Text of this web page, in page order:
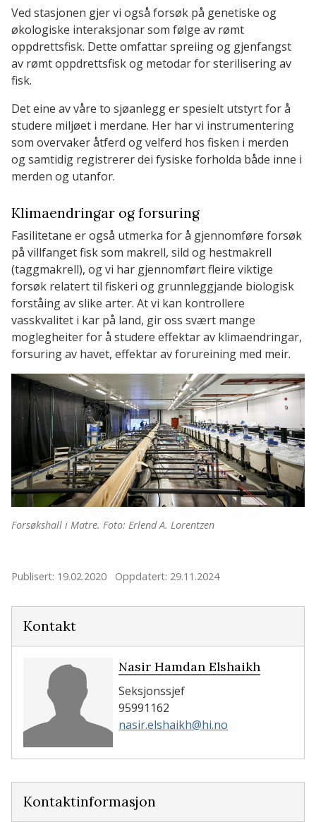
Ved stasjonen gjer vi også forsøk på genetiske og
økologiske interaksjonar som følge av rømt
oppdrettsfisk. Dette omfattar spreiing og gjenfangst
av rømt oppdrettsfisk og metodar for sterilisering av
fisk.
Det eine av våre to sjøanlegg er spesielt utstyrt for å
studere miljøet i merdane. Her har vi instrumentering
som overvaker åtferd og velferd hos fisken i merden
og samtidig registrerer dei fysiske forholda både inne i
merden og utanfor.
Klimaendringar og forsuring
Fasilitetane er også utmerka for å gjennomføre forsøk
på villfanget fisk som makrell, sild og hestmakrell
(taggmakrell), og vi har gjennomført fleire viktige
forsøk relatert til fiskeri og grunnleggjande biologisk
forståing av slike arter. At vi kan kontrollere
vasskvalitet i kar på land, gir oss svært mange
moglegheiter for å studere effektar av klimaendringar,
forsuring av havet, effektar av forureining med meir.
Forsøkshall i Matre. Foto: Erlend A. Lorentzen
Publisert: 19.02.2020 Oppdatert: 29.11.2024
Kontakt
Nasir Hamdan Elshaikh
Seksjonssjef
95991162
nasir.elshaikh@hi.no
Kontaktinformasjon